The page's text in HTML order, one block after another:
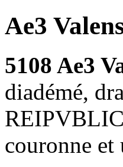
Ae3
5108 Ae3
diadémé,
couronne